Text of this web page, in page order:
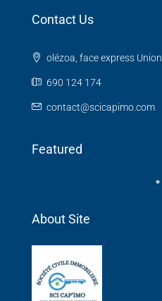
Contact Us
olézoa, face express Union
690 124 174
contact@scicapimo.com
Featured
About Site